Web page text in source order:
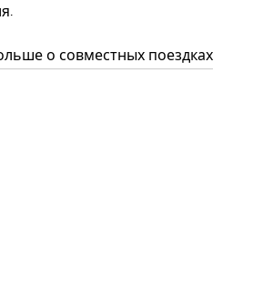
о совместных поездках